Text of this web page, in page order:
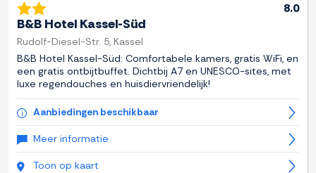
8.0
B&B Hotel Kassel-Süd
Rudolf-Diesel-Str. 5, Kassel
B&B Hotel Kassel-Süd: Comfortabele kamers, gratis WiFi, en
een gratis ontbijtbuffet. Dichtbij A7 en UNESCO-sites, met
luxe regendouches en huisdiervriendelijk!
Aanbiedingen beschikbaar
Meer informatie
Toon op kaart